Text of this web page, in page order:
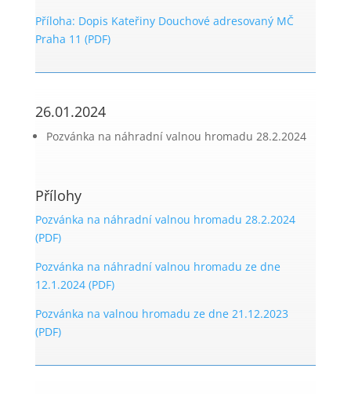
Příloha: Dopis Kateřiny Douchové adresovaný MČ
Praha 11 (PDF)
26.01.2024
Pozvánka na náhradní valnou hromadu 28.2.2024
Přílohy
Pozvánka na náhradní valnou hromadu 28.2.2024
(PDF)
Pozvánka na náhradní valnou hromadu ze dne
12.1.2024 (PDF)
Pozvánka na valnou hromadu ze dne 21.12.2023
(PDF)